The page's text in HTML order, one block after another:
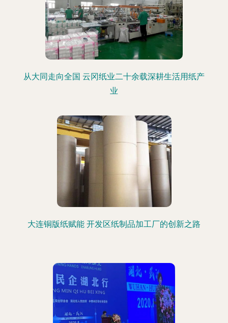
从大同走向全国 云冈纸业二十余载深耕生活用纸产
业
大连铜版纸赋能 开发区纸制品加工厂的创新之路